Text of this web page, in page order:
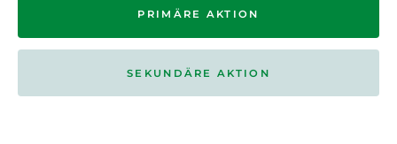
PRIMÄRE AKTION
SEKUNDÄRE AKTION